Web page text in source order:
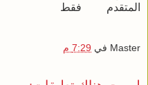
المتقدم
فقط
Master في 7:29 م